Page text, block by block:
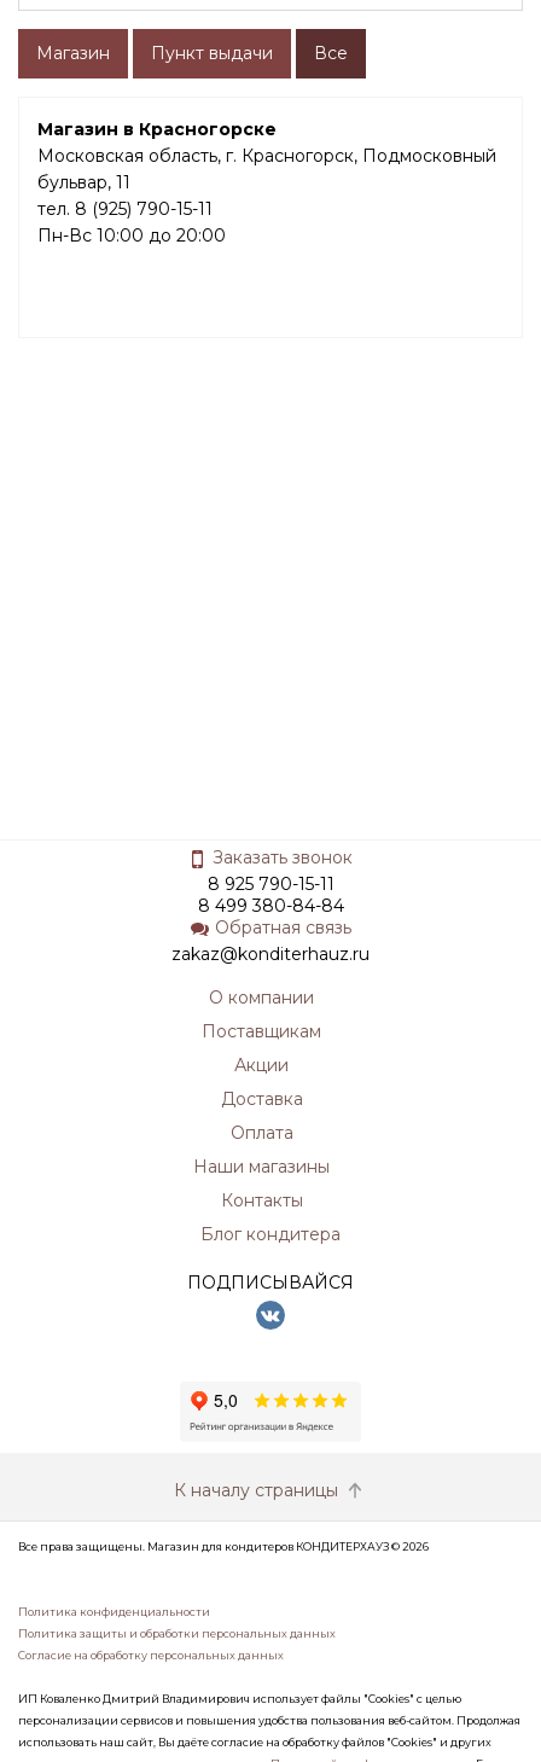
Магазин Пункт выдачи Все
Магазин в Красногорске
Московская область, г. Красногорск, Подмосковный
бульвар, 11
тел. 8 (925) 790-15-11
Пн-Вс 10:00 до 20:00
Заказать звонок
8 925 790-15-11
8 499 380-84-84
Обратная связь
zakaz@konditerhauz.ru
О компании
Поставщикам
Акции
Доставка
Оплата
Наши магазины
Контакты
Блог кондитера
ПОДПИСЫВАЙСЯ
К началу страницы
Все права защищены. Магазин для кондитеров КОНДИТЕРХАУЗ © 2026
Политика конфиденциальности
Политика защиты и обработки персональных данных
Согласие на обработку персональных данных
ИП Коваленко Дмитрий Владимирович использует файлы "Cookies" с целью
персонализации сервисов и повышения удобства пользования веб-сайтом. Продолжая
использовать наш сайт, Вы даёте согласие на обработку файлов "Cookies" и других